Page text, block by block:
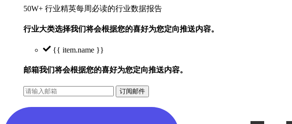
50W+ 行业精英每周必读的行业数据报告
行业大类选择我们将会根据您的喜好为您定向推送内容。
{{ item.name }}
邮箱我们将会根据您的喜好为您定向推送内容。
订阅邮件